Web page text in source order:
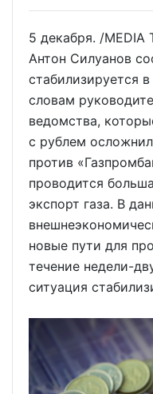
5 декабря. /
Антон Силуанов
стабилизируется
словам
ведомства,
с рублем
против
проводится
экспорт газа. В
новые пути для
течение недели-
ситуация